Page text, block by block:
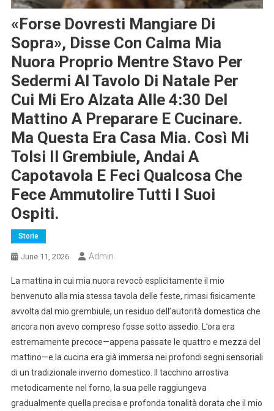
«Forse Dovresti Mangiare Di
Sopra», Disse Con Calma Mia
Nuora Proprio Mentre Stavo Per
Sedermi Al Tavolo Di Natale Per
Cui Mi Ero Alzata Alle 4:30 Del
Mattino A Preparare E Cucinare.
Ma Questa Era Casa Mia. Così Mi
Tolsi Il Grembiule, Andai A
Capotavola E Feci Qualcosa Che
Fece Ammutolire Tutti I Suoi
Ospiti.
Storie
June 11, 2026 Admin
La mattina in cui mia nuora revocò esplicitamente il mio
benvenuto alla mia stessa tavola delle feste, rimasi fisicamente
avvolta dal mio grembiule, un residuo dell’autorità domestica che
ancora non avevo compreso fosse sotto assedio. L’ora era
estremamente precoce—appena passate le quattro e mezza del
mattino—e la cucina era già immersa nei profondi segni sensoriali
di un tradizionale inverno domestico. Il tacchino arrostiva
metodicamente nel forno, la sua pelle raggiungeva
gradualmente quella precisa e profonda tonalità dorata che il mio